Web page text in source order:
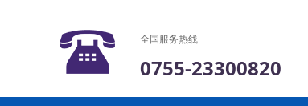
全国服务热线
0755-23300820